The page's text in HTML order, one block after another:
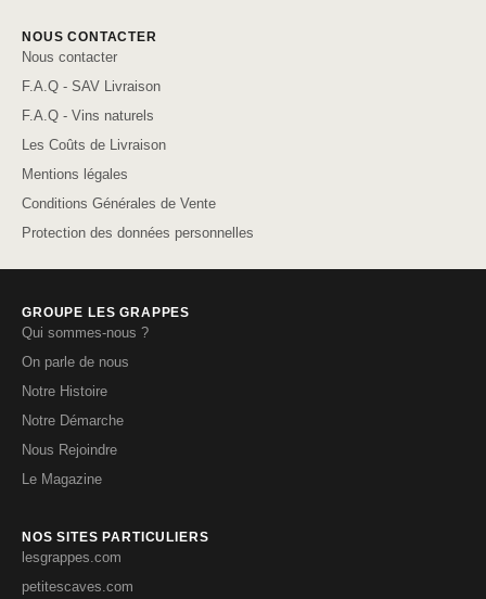
NOUS CONTACTER
Nous contacter
F.A.Q - SAV Livraison
F.A.Q - Vins naturels
Les Coûts de Livraison
Mentions légales
Conditions Générales de Vente
Protection des données personnelles
GROUPE LES GRAPPES
Qui sommes-nous ?
On parle de nous
Notre Histoire
Notre Démarche
Nous Rejoindre
Le Magazine
NOS SITES PARTICULIERS
lesgrappes.com
petitescaves.com